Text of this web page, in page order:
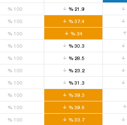
%100 %21.9
%100 %37.4
%100 %34
%100 %30.3
%100 %28.5
%100 %23.2
%100 %31.3
%100 %39.3
%100 %39.6
%100 %33.7